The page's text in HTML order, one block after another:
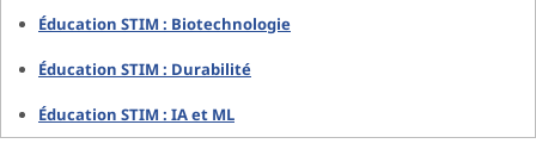
Éducation STIM : Biotechnologie
Éducation STIM : Durabilité
Éducation STIM : IA et ML